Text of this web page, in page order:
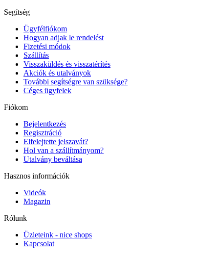
Segítség
Ügyfélfiókom
Hogyan adjak le rendelést
Fizetési módok
Szállítás
Visszaküldés és visszatérítés
Akciók és utalványok
További segítségre van szüksége?
Céges ügyfelek
Fiókom
Bejelentkezés
Regisztráció
Elfelejtette jelszavát?
Hol van a szállítmányom?
Utalvány beváltása
Hasznos információk
Videók
Magazin
Rólunk
Üzleteink - nice shops
Kapcsolat